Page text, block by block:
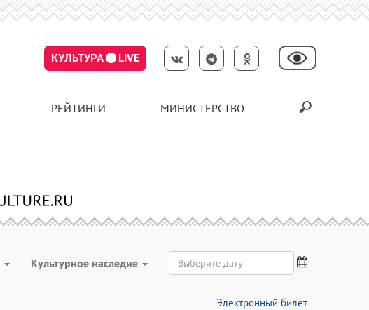
КУЛЬТУРА LIVE
РЕЙТИНГИ МИНИСТЕРСТВО
Культурное наследие
Электронный билет